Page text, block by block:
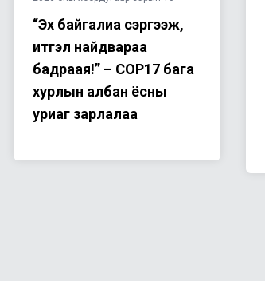
“Эх байгалиа сэргээж,
итгэл найдвараа
бадраая!” – СОР17 бага
хурлын албан ёсны
уриаг зарлалаа